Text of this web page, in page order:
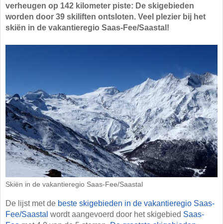
verheugen op 142 kilometer piste: De skigebieden
worden door 39 skiliften ontsloten. Veel plezier bij het
skiën in de vakantieregio Saas-Fee/​Saastal!
Skiën in de vakantieregio Saas-Fee/​Saastal
De lijst met de beste skigebieden in de vakantieregio Saas-
Fee/​Saastal wordt aangevoerd door het skigebied Saas-